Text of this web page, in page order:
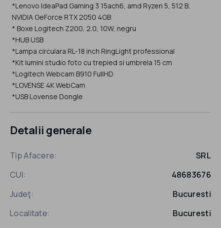
*Lenovo IdeaPad Gaming 3 15ach6, amd Ryzen 5, 512 B,
NVIDIA GeForce RTX 2050 4GB
* Boxe Logitech Z200, 2.0, 10W, negru
*HUB USB
*Lampa circulara RL-18 inch RingLight professional
*Kit lumini studio foto cu trepied si umbrela 15 cm
*Logitech Webcam B910 FullHD
*LOVENSE 4K WebCam
*USB Lovense Dongle
Detalii generale
Tip Afacere:
SRL
CUI:
48683676
Judeţ:
Bucuresti
Localitate:
Bucuresti